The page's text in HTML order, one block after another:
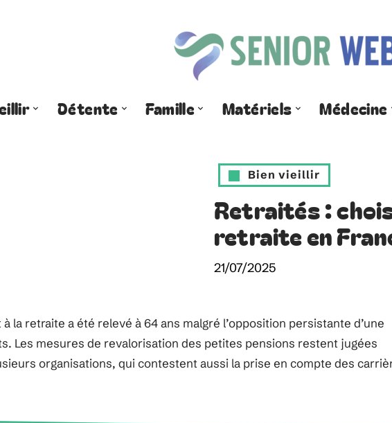
Détente Famille Matériels Médecine
Bien vieillir
Retraités :
retraite en
21/07/2025
à la retraite a été relevé à 64 ans malgré l’opposition persistante d’une
Les mesures de revalorisation des petites pensions restent jugées
organisations, qui contestent aussi la prise en compte des